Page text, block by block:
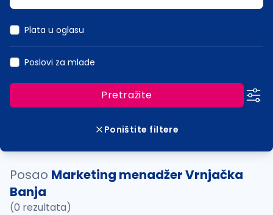
Plata u oglasu
Poslovi za mlade
Pretražite
Poništite filtere
Posao Marketing menadžer Vrnjačka
Banja
(0 rezultata)